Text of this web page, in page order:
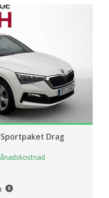
Sportpaket Drag